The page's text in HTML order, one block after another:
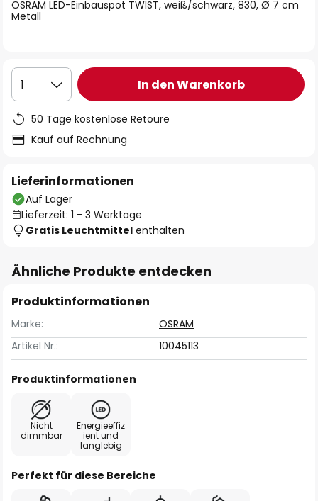
OSRAM LED-Einbauspot TWIST, weiß/schwarz, 830, Ø 7 cm
Metall
1 In den Warenkorb
50 Tage kostenlose Retoure
Kauf auf Rechnung
Lieferinformationen
Auf Lager
Lieferzeit: 1 - 3 Werktage
Gratis Leuchtmittel enthalten
Ähnliche Produkte entdecken
Produktinformationen
Marke:
OSRAM
Artikel Nr.:
10045113
Produktinformationen
Nicht
dimmbar
Energieeffiz
ient und
langlebig
Perfekt für diese Bereiche